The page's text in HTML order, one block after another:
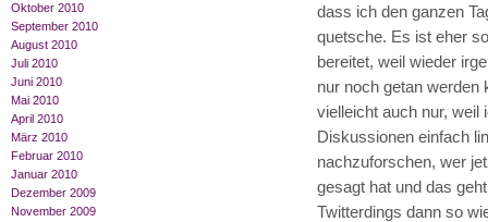
Oktober 2010
September 2010
August 2010
Juli 2010
Juni 2010
Mai 2010
April 2010
März 2010
Februar 2010
Januar 2010
Dezember 2009
November 2009
dass ich den ganzen
quetsche. Es ist eher
bereitet, weil wieder
nur noch getan werden
vielleicht auch nur, weil
Diskussionen einfach
nachzuforschen, wer
gesagt hat und das
Twitterdings dann so